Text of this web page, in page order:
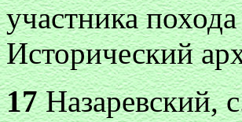
участника
Исторический
17Назаревский,